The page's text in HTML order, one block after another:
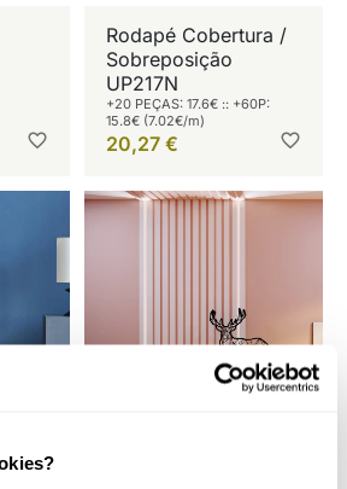
Rodapé Cobertura /
Sobreposição
UP217N
+20 PEÇAS: 17.6€ :: +60P:
15.8€ (7.02€/m)
20,27 €